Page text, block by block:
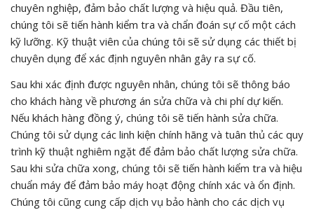
chuyên nghiệp, đảm bảo chất lượng và hiệu quả. Đầu tiên,
chúng tôi sẽ tiến hành kiểm tra và chẩn đoán sự cố một cách
kỹ lưỡng. Kỹ thuật viên của chúng tôi sẽ sử dụng các thiết bị
chuyên dụng để xác định nguyên nhân gây ra sự cố.
Sau khi xác định được nguyên nhân, chúng tôi sẽ thông báo
cho khách hàng về phương án sửa chữa và chi phí dự kiến.
Nếu khách hàng đồng ý, chúng tôi sẽ tiến hành sửa chữa.
Chúng tôi sử dụng các linh kiện chính hãng và tuân thủ các quy
trình kỹ thuật nghiêm ngặt để đảm bảo chất lượng sửa chữa.
Sau khi sửa chữa xong, chúng tôi sẽ tiến hành kiểm tra và hiệu
chuẩn máy để đảm bảo máy hoạt động chính xác và ổn định.
Chúng tôi cũng cung cấp dịch vụ bảo hành cho các dịch vụ